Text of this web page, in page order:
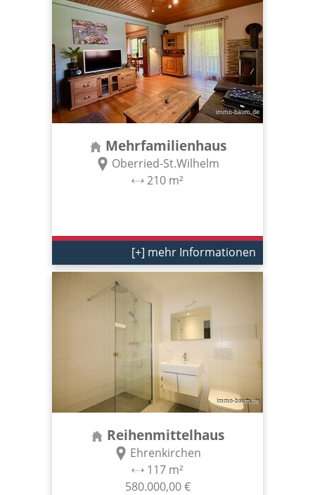
Mehrfamilienhaus
Oberried-St.Wilhelm
210 m²
[+] mehr Informationen
Reihenmittelhaus
Ehrenkirchen
117 m²
580.000,00 €